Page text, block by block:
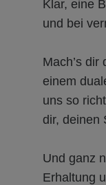
Klar, eine
und bei
Mach’s
einem
uns so
dir, deinen
Und ganz
Erhaltung